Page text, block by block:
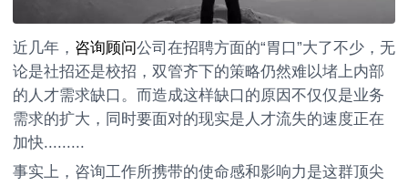
近几年， 咨询顾问公司在招聘方面的“胃口”大了不少，无
论是社招还是校招，双管齐下的策略仍然难以堵上内部
的人才需求缺口。而造成这样缺口的原因不仅仅是业务
需求的扩大，同时要面对的现实是人才流失的速度正在
加快.........
事实上，咨询工作所携带的使命感和影响力是这群顶尖